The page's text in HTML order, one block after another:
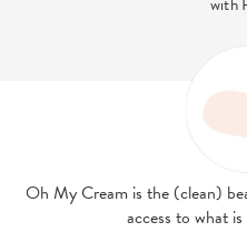
Oh My Cream is the (clean)
access to what